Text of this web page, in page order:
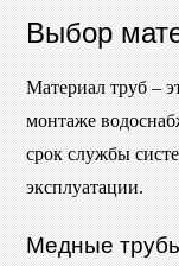
Выбор
Материал труб –
монтаже
срок службы
эксплуатации.
Медные